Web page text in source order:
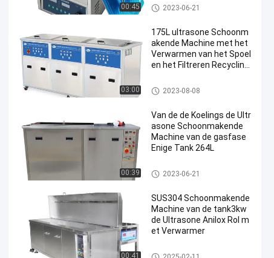
00:45
Digitale Ultrasone Reinigings
machine
2023-06-21
03:00
175L ultrasone Schoonm
akende Machine met het
Verwarmen van het Spoel
en het Filtreren Recycling
Industriële Ultrasone Reinigin
gsmachine
2023-08-08
00:39
Van de de Koelings de Ultr
asone Schoonmakende
Machine van de gasfase
Enige Tank 264L
Ultrasone Schoonmakende M
achine
2023-06-21
00:41
SUS304 Schoonmakende
Machine van de tank3kw
de Ultrasone Anilox Rol m
et Verwarmer
Ultrasone Schoonmakende M